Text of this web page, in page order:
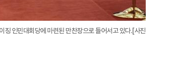
인민대회당에 마련된 만찬장으로 들어서고 있다.[사진